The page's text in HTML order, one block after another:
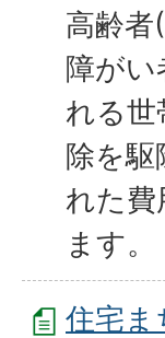
高齢者
障がい
れる世
除を駆
れた費
ます。
住宅ま